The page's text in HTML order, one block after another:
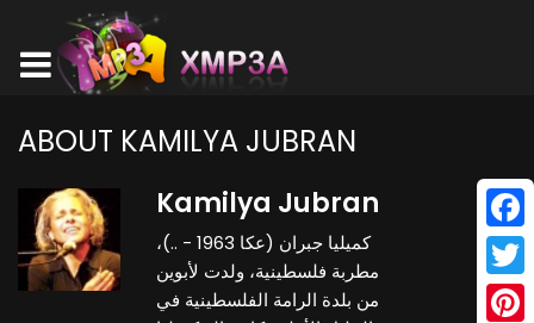
ABOUT KAMILYA JUBRAN
Kamilya Jubran
كميليا جبران (عكا 1963 - ..)،
مطربة فلسطينية، ولدت لأبوين
من بلدة الرامة الفلسطينية في